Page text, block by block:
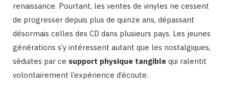
renaissance. Pourtant, les ventes de vinyles ne cessent
de progresser depuis plus de quinze ans, dépassant
désormais celles des CD dans plusieurs pays. Les jeunes
générations s’y intéressent autant que les nostalgiques,
séduites par ce support physique tangible qui ralentit
volontairement l’expérience d’écoute.